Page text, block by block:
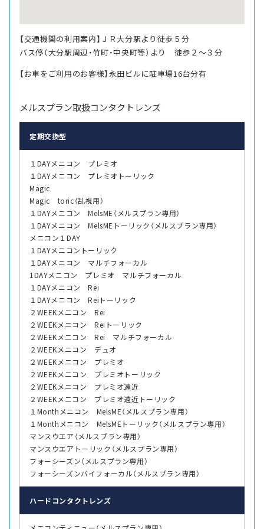
【交通機関の利用案内】ＪＲ大分駅より徒歩５分
バス停（大分駅周辺・竹町・中央町等）より 徒歩２〜３分
【お車をご利用のお客様】永田ビルに駐車場16台分有
メルスプラン取扱コンタクトレンズ
定期交換型
１DAYメニコン プレミオ
１DAYメニコン プレミオトーリック
Magic
Magic toric（乱視用）
１DAYメニコン MelsME（メルスプラン専用）
１DAYメニコン MelsMEトーリック（メルスプラン専用）
メニコン１DAY
１DAYメニコントーリック
１DAYメニコン マルチフォーカル
1DAYメニコン プレミオ マルチフォーカル
１DAYメニコン Rei
１DAYメニコン Reiトーリック
２WEEKメニコン Rei
２WEEKメニコン Reiトーリック
２WEEKメニコン Rei マルチフォーカル
２WEEKメニコン デュオ
２WEEKメニコン プレミオ
２WEEKメニコン プレミオトーリック
２WEEKメニコン プレミオ遠近
２WEEKメニコン プレミオ遠近トーリック
１Monthメニコン MelsME（メルスプラン専用）
１Monthメニコン MelsMEトーリック（メルスプラン専用）
マンスウエア（メルスプラン専用）
マンスウエアトーリック（メルスプラン専用）
フォーシーズン（メルスプラン専用）
フォーシーズンバイフォーカル（メルスプラン専用）
ハード コンタクトレンズ